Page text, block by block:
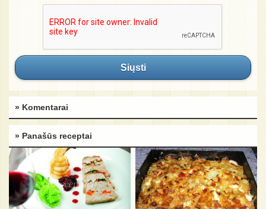
Siųsti
» Komentarai
» Panašūs receptai